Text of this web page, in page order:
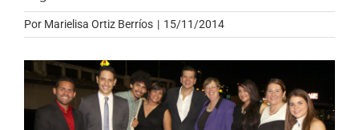
Por Marielisa Ortiz Berríos | 15/11/2014